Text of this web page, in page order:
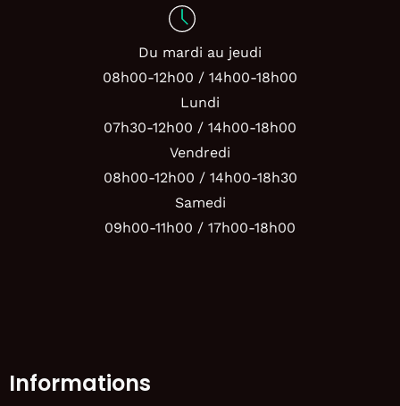
Du mardi au jeudi
08h00-12h00 / 14h00-18h00
Lundi
07h30-12h00 / 14h00-18h00
Vendredi
08h00-12h00 / 14h00-18h30
Samedi
09h00-11h00 / 17h00-18h00
Informations